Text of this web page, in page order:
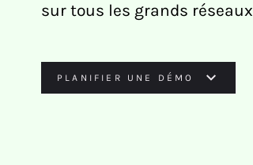
sur tous les grands
PLANIFIER UNE DÉMO